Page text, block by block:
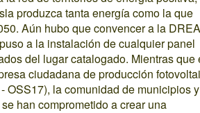
produzca tanta energía como la que
Aún hubo que convencer a la
a la instalación de cualquier panel
del lugar catalogado. Mientras que
ciudadana de producción
OSS17), la comunidad de municipios y
han comprometido a crear una